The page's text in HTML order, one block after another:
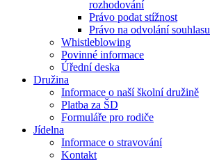
rozhodování
Právo podat stížnost
Právo na odvolání souhlasu
Whistleblowing
Povinné informace
Úřední deska
Družina
Informace o naší školní družině
Platba za ŠD
Formuláře pro rodiče
Jídelna
Informace o stravování
Kontakt